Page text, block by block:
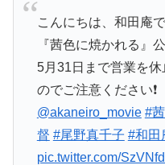
こんにちは、和田庵で
『茜色に焼かれる』
5月31日まで営業を
のでご注意ください❗️
@akaneiro_movie #
督 #尾野真千子 #和田
pic.twitter.com/